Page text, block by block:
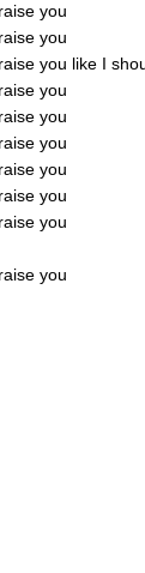
you
you
you like I
you
you
you
you
you
you
you